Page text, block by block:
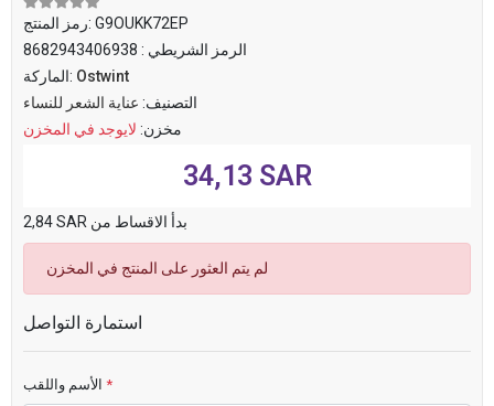
رمز المنتج: G9OUKK72EP
الرمز الشريطي : 8682943406938
الماركة: Ostwint
التصنيف: عناية الشعر للنساء
مخزن: لايوجد في المخزن
34,13 SAR
2,84 SAR بدأ الاقساط من
لم يتم العثور على المنتج في المخزن
استمارة التواصل
*